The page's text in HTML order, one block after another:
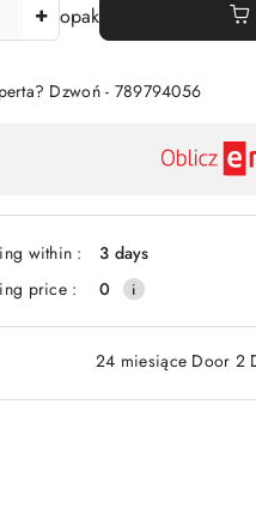
opak
Dzwoń - 789794056
within :
3 days
price :
0
24 miesiące Door 2